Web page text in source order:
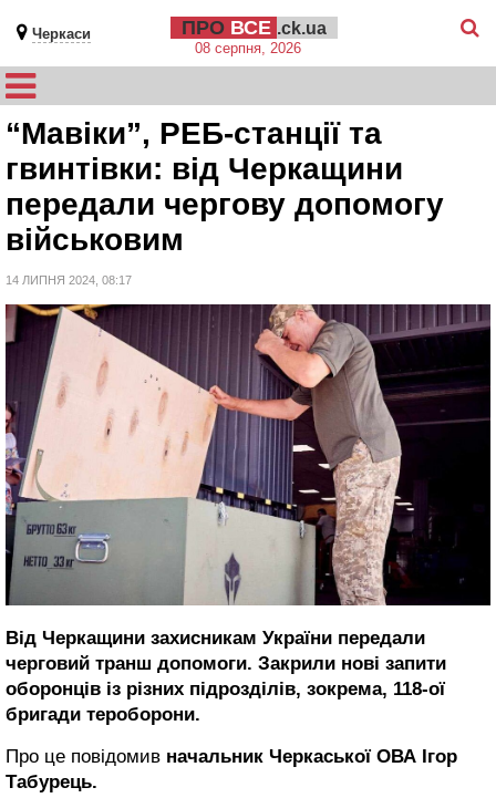
Черкаси ПРО ВСЕ .ck.ua
08 серпня, 2026
“Мавіки”, РЕБ-станції та
гвинтівки: від Черкащини
передали чергову допомогу
військовим
14 ЛИПНЯ 2024, 08:17
Від Черкащини захисникам України передали
черговий транш допомоги. Закрили нові запити
оборонців із різних підрозділів, зокрема, 118-ої
бригади тероборони.
Про це повідомив начальник Черкаської ОВА Ігор
Табурець.